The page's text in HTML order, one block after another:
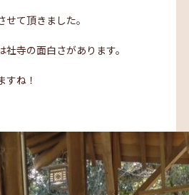
て頂きました。
寺の面白さがあります。
すね！